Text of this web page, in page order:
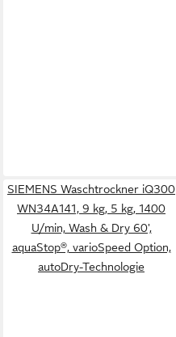
SIEMENS Waschtrockner iQ300
WN34A141, 9 kg, 5 kg, 1400
U/min, Wash & Dry 60',
aquaStop®, varioSpeed Option,
autoDry-Technologie